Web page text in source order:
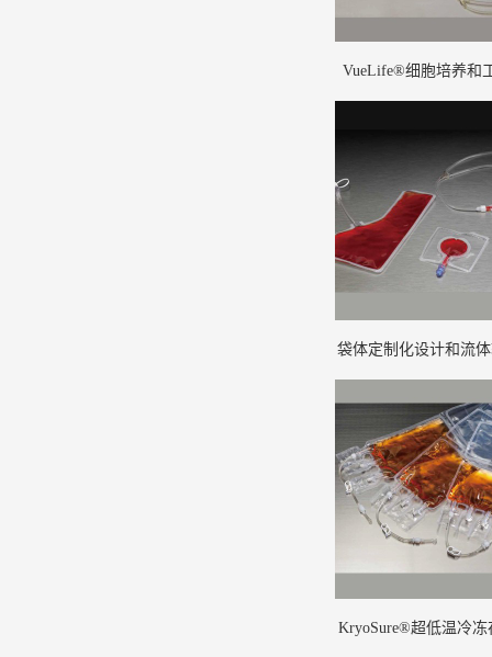
VueLife®细胞培养和
袋体定制化设计和流
(1)
KryoSure®超低温冷冻